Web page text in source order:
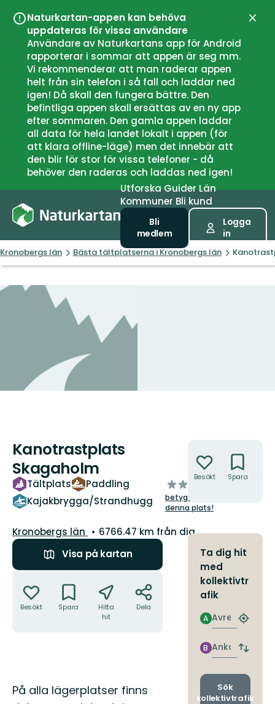
Naturkartan-appen kan behöva
uppdateras för vissa användare
Användare av Naturkartans app för Android
rapporterar i sommar att appen är seg mm.
Vi rekommenderar att man raderar appen
helt från sin telefon i så fall och laddar ned
igen! Då skall den fungera bättre. Den
befintliga appen skall ersättas av en ny app
efter sommaren. Den gamla appen laddar
all data för hela landet lokalt i appen (för
att klara offline-läge) men det innebär att
den blir för stor för vissa telefoner - då
behöver den raderas och laddas ned igen!
UtforskaGuiderLän
Kommuner Bli kund
Bli
medlem
Logga
in
Kronobergs län Bästa tältplatserna i Kronobergs län
Kanotrastplats
Skagaholm
Tältplats
Paddling
Kajakbrygga/Strandhugg
av
5
stjärnor
betygsätt
denna plats!
Län:
Kronobergs län
6766.47 km från dig
Visa på kartan
Besökt Spara
Hitta
hit
Dela
Beskrivning
På alla lägerplatser finns
Besökt Spara
Ta dig hit
med
kollektivtr
afik
Avresa
A
Hitta
Ankomst
B
Byt
och
Sök
kollektivtrafik